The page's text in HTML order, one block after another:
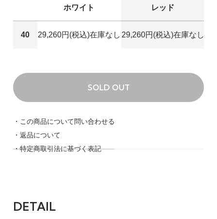
ホワイト レッド
40 29,260円(税込)在庫なし 29,260円(税込)在庫なし
SOLD OUT
・この商品について問い合わせる
・返品について
・特定商取引法に基づく表記
DETAIL
29,260円(税込)
レッド
29,260円(税込)
SOLD OUT
SOLD OUT